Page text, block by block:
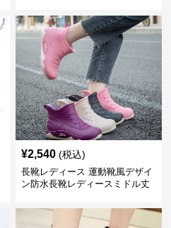
¥2,540 (税込)
長靴レディース 運動靴風デザイ
ン防水長靴レディースミドル丈